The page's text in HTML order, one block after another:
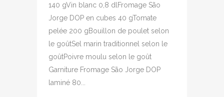
140 gVin blanc 0,8 dlFromage São
Jorge DOP en cubes 40 gTomate
pelée 200 gBouillon de poulet selon
le goûtSel marin traditionnel selon le
goûtPoivre moulu selon le goût
Garniture Fromage São Jorge DOP
laminé 80...